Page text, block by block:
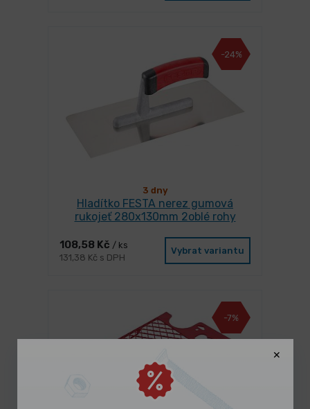
-24%
3 dny
Hladítko FESTA nerez gumová
rukojeť 280x130mm 2oblé rohy
108,58 Kč / ks
131,38 Kč s DPH
Vybrat variantu
-7%